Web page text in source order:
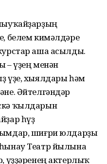
белем кимәлдәре
аша асылды.
– үҙең менән
үҙе, хыялдары һәм
Әйтелгәндәр
ҡылдарын
һүҙ
шиғри юлдарҙы
Театр йылына
үҙҙәренең актерлыҡ